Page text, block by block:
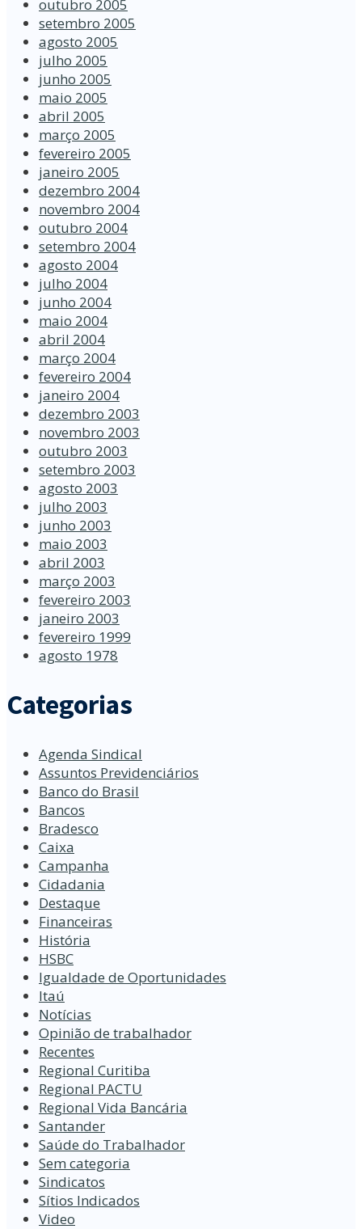
outubro 2005
setembro 2005
agosto 2005
julho 2005
junho 2005
maio 2005
abril 2005
março 2005
fevereiro 2005
janeiro 2005
dezembro 2004
novembro 2004
outubro 2004
setembro 2004
agosto 2004
julho 2004
junho 2004
maio 2004
abril 2004
março 2004
fevereiro 2004
janeiro 2004
dezembro 2003
novembro 2003
outubro 2003
setembro 2003
agosto 2003
julho 2003
junho 2003
maio 2003
abril 2003
março 2003
fevereiro 2003
janeiro 2003
fevereiro 1999
agosto 1978
Categorias
Agenda Sindical
Assuntos Previdenciários
Banco do Brasil
Bancos
Bradesco
Caixa
Campanha
Cidadania
Destaque
Financeiras
História
HSBC
Igualdade de Oportunidades
Itaú
Notícias
Opinião de trabalhador
Recentes
Regional Curitiba
Regional PACTU
Regional Vida Bancária
Santander
Saúde do Trabalhador
Sem categoria
Sindicatos
Sítios Indicados
Video